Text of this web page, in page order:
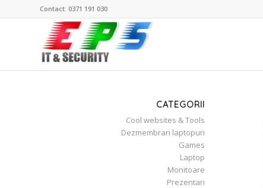
Contact: 0371 191 030
CATEGORII
Cool websites & Tools
Dezmembrari laptopuri
Games
Laptop
Monitoare
Prezentari